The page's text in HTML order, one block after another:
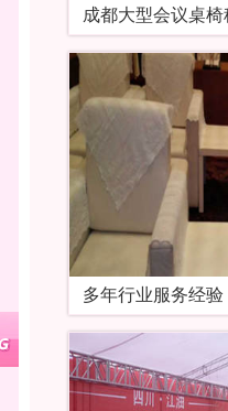
成都大型会议桌
多年行业服务经